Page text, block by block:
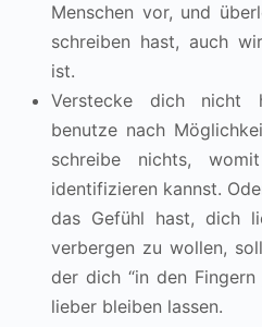
Menschen vor, und
schreiben hast, auch
ist.
Verstecke dich nicht
benutze nach
schreibe nichts,
identifizieren kannst.
das Gefühl hast, dich
verbergen zu wollen,
der dich “in den
lieber bleiben lassen.